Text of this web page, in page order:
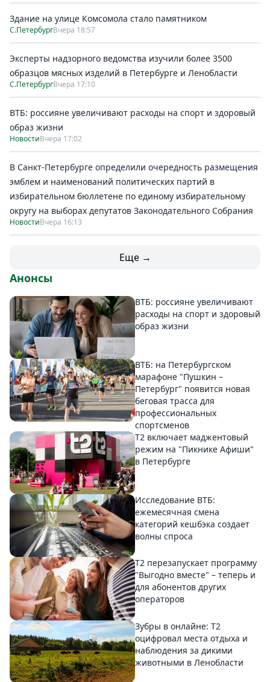
Здание на улице Комсомола стало памятником
С.ПетербургВчера 18:57
Эксперты надзорного ведомства изучили более 3500
образцов мясных изделий в Петербурге и Ленобласти
С.ПетербургВчера 17:10
ВТБ: россияне увеличивают расходы на спорт и здоровый
образ жизни
НовостиВчера 17:02
В Санкт-Петербурге определили очередность размещения
эмблем и наименований политических партий в
избирательном бюллетене по единому избирательному
округу на выборах депутатов Законодательного Собрания
НовостиВчера 16:13
Еще →
Анонсы
ВТБ: россияне увеличивают
расходы на спорт и здоровый
образ жизни
ВТБ: на Петербургском
марафоне "Пушкин –
Петербург" появится новая
беговая трасса для
профессиональных
спортсменов
Т2 включает маджентовый
режим на "Пикнике Афиши"
в Петербурге
Исследование ВТБ:
ежемесячная смена
категорий кешбэка создает
волны спроса
Т2 перезапускает программу
"Выгодно вместе" – теперь и
для абонентов других
операторов
Зубры в онлайне: Т2
оцифровал места отдыха и
наблюдения за дикими
животными в Ленобласти